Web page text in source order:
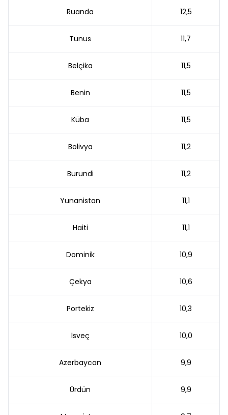
Ruanda 12,5
Tunus 11,7
Belçika 11,5
Benin 11,5
Küba 11,5
Bolivya 11,2
Burundi 11,2
Yunanistan 11,1
Haiti 11,1
Dominik 10,9
Çekya 10,6
Portekiz 10,3
İsveç 10,0
Azerbaycan 9,9
Ürdün 9,9